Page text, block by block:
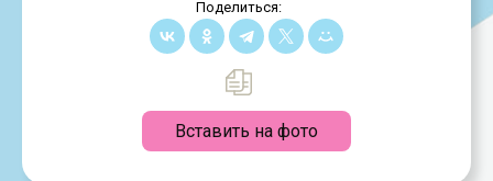
Поделиться:
Вставить на фото